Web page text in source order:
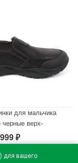
для вашего
для мальчика
черные верх-
нубук
натуральная кожа
37 арт.AL 7374
999 ₽